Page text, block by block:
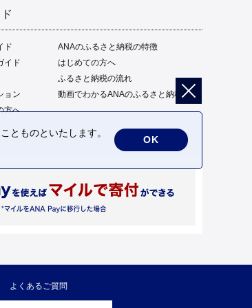
ド
ANAのふるさと納税の特徴
イド
はじめての方へ
ふるさと納税の流れ
ョン
動画でわかるANAのふるさと納税
方へ
よくあるご質問
とものといたします。
OK